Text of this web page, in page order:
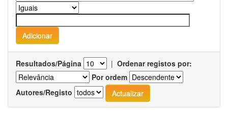
Resultados/Página | Ordenar registos por:
Por ordem
Autores/Registo